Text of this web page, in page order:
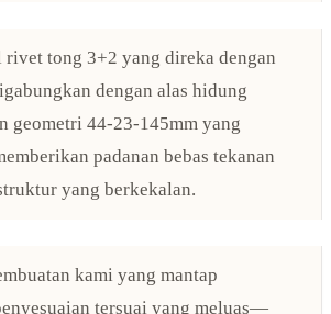
rivet tong 3+2 yang direka dengan
dengan alas hidung
geometri 44-23-145mm yang
padanan bebas tekanan
yang berkekalan.
kami yang mantap
tersuai yang meluas—